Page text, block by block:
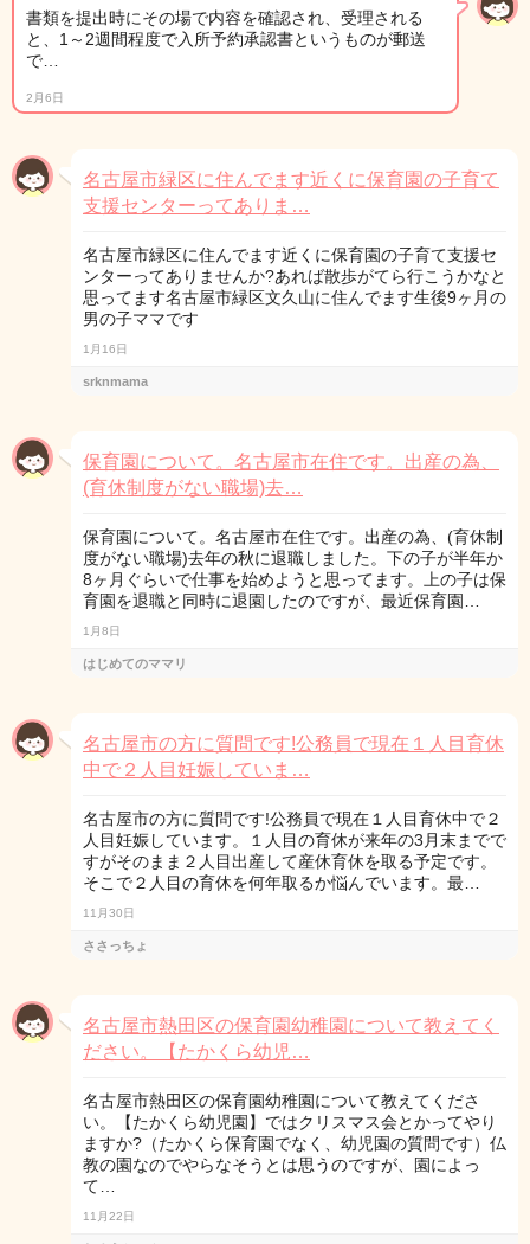
書類を提出時にその場で内容を確認され、受理される
と、1～2週間程度で入所予約承認書というものが郵送
で…
2月6日
名古屋市緑区に住んでます近くに保育園の子育て
支援センターってありま…
名古屋市緑区に住んでます近くに保育園の子育て支援セ
ンターってありませんか?あれば散歩がてら行こうかなと
思ってます名古屋市緑区文久山に住んでます生後9ヶ月の
男の子ママです
1月16日
srknmama
保育園について。名古屋市在住です。出産の為、
(育休制度がない職場)去…
保育園について。名古屋市在住です。出産の為、(育休制
度がない職場)去年の秋に退職しました。下の子が半年か
8ヶ月ぐらいで仕事を始めようと思ってます。上の子は保
育園を退職と同時に退園したのですが、最近保育園…
1月8日
はじめてのママリ
名古屋市の方に質問です!公務員で現在１人目育休
中で２人目妊娠していま…
名古屋市の方に質問です!公務員で現在１人目育休中で２
人目妊娠しています。１人目の育休が来年の3月末までで
すがそのまま２人目出産して産休育休を取る予定です。
そこで２人目の育休を何年取るか悩んでいます。最…
11月30日
ささっちょ
名古屋市熱田区の保育園幼稚園について教えてく
ださい。【たかくら幼児…
名古屋市熱田区の保育園幼稚園について教えてくださ
い。【たかくら幼児園】ではクリスマス会とかってやり
ますか?（たかくら保育園でなく、幼児園の質問です）仏
教の園なのでやらなそうとは思うのですが、園によっ
て…
11月22日